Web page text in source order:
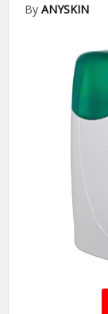
ByANYSKIN